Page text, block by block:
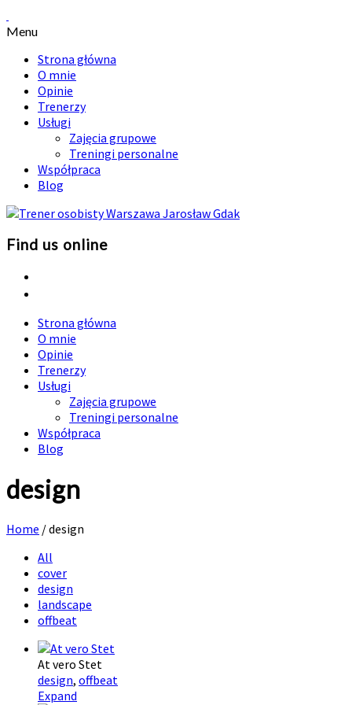
Menu
Strona główna
O mnie
Opinie
Trenerzy
Usługi
Zajęcia grupowe
Treningi personalne
Współpraca
Blog
Find us online
Strona główna
O mnie
Opinie
Trenerzy
Usługi
Zajęcia grupowe
Treningi personalne
Współpraca
Blog
design
Home /design
All
cover
design
landscape
offbeat
At vero Stet
design, offbeat
Expand